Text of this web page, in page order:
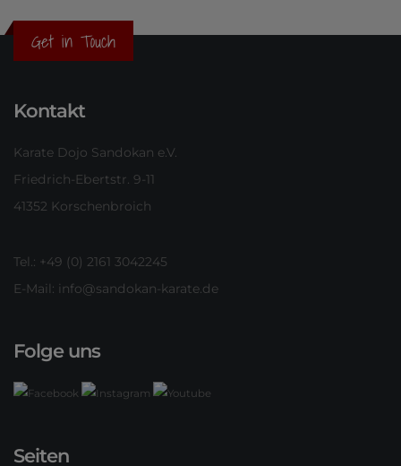
Get in Touch
Kontakt
Karate Dojo Sandokan e.V.
Friedrich-Ebertstr. 9-11
41352 Korschenbroich
Tel.: +49 (0) 2161 3042245
E-Mail: info@sandokan-karate.de
Folge uns
Seiten